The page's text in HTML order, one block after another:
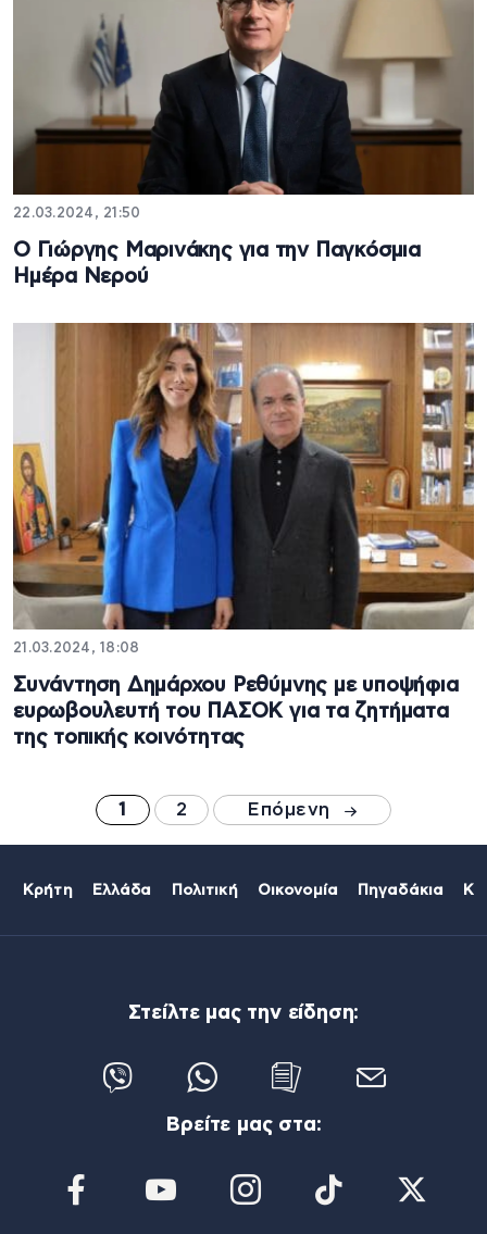
22.03.2024, 21:50
Ο Γιώργης Μαρινάκης για την Παγκόσμια
Ημέρα Νερού
21.03.2024, 18:08
Συνάντηση Δημάρχου Ρεθύμνης με υποψήφια
ευρωβουλευτή του ΠΑΣΟΚ για τα ζητήματα
της τοπικής κοινότητας
1 2 Επόμενη
Κρήτη Ελλάδα Πολιτική Οικονομία Πηγαδάκια
Στείλτε μας την είδηση:
Βρείτε μας στα: